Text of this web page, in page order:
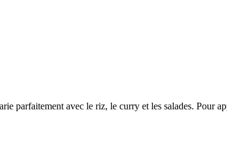
parfaitement avec le riz, le curry et les salades. Pour